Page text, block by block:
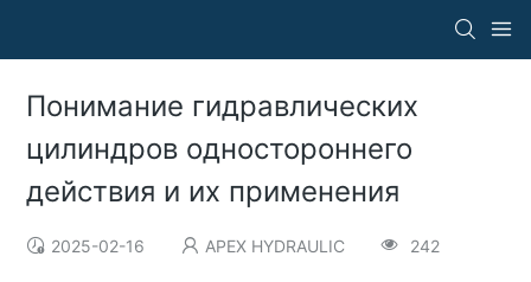
Понимание гидравлических
цилиндров одностороннего
действия и их применения
2025-02-16 APEX HYDRAULIC 242